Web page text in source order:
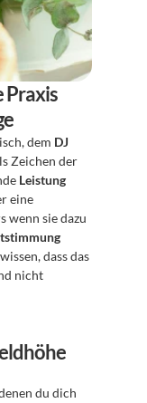
Praxis
dem DJ
Leistung
eine
wenn sie dazu
nicht
du dich